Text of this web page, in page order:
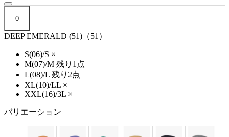
0
DEEP EMERALD (51)（51）
S(06)/S ×
M(07)/M 残り1点
L(08)/L 残り2点
XL(10)/LL ×
XXL(16)/3L ×
バリエーション